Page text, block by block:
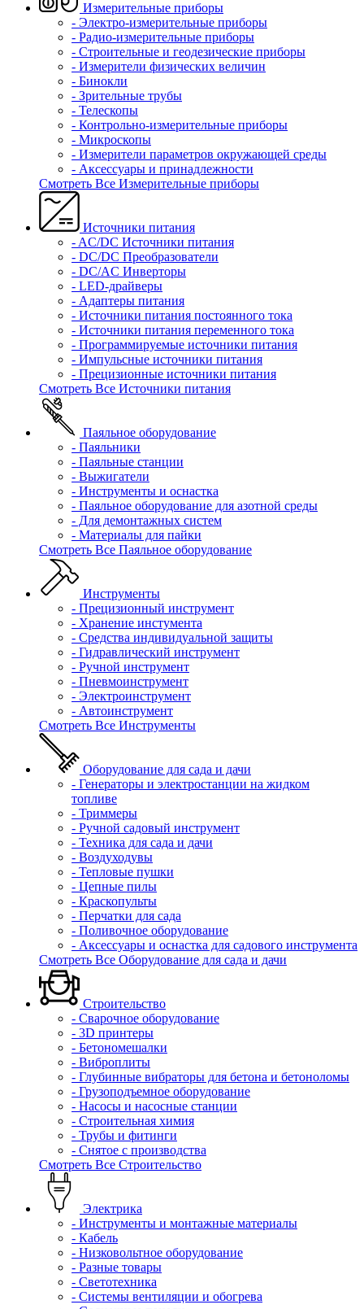
Измерительные приборы
- Электро-измерительные приборы
- Радио-измерительные приборы
- Строительные и геодезические приборы
- Измерители физических величин
- Бинокли
- Зрительные трубы
- Телескопы
- Контрольно-измерительные приборы
- Микроскопы
- Измерители параметров окружающей среды
- Аксессуары и принадлежности
Смотреть Все Измерительные приборы
Источники питания
- AC/DC Источники питания
- DC/DC Преобразователи
- DC/AC Инверторы
- LED-драйверы
- Адаптеры питания
- Источники питания постоянного тока
- Источники питания переменного тока
- Программируемые источники питания
- Импульсные источники питания
- Прецизионные источники питания
Смотреть Все Источники питания
Паяльное оборудование
- Паяльники
- Паяльные станции
- Выжигатели
- Инструменты и оснастка
- Паяльное оборудование для азотной среды
- Для демонтажных систем
- Материалы для пайки
Смотреть Все Паяльное оборудование
Инструменты
- Прецизионный инструмент
- Хранение инстумента
- Средства индивидуальной защиты
- Гидравлический инструмент
- Ручной инструмент
- Пневмоинструмент
- Электроинструмент
- Автоинструмент
Смотреть Все Инструменты
Оборудование для сада и дачи
- Генераторы и электростанции на жидком
топливе
- Триммеры
- Ручной садовый инструмент
- Техника для сада и дачи
- Воздуходувы
- Тепловые пушки
- Цепные пилы
- Краскопульты
- Перчатки для сада
- Поливочное оборудование
- Аксессуары и оснастка для садового инструмента
Смотреть Все Оборудование для сада и дачи
Строительство
- Сварочное оборудование
- 3D принтеры
- Бетономешалки
- Виброплиты
- Глубинные вибраторы для бетона и бетоноломы
- Грузоподъемное оборудование
- Насосы и насосные станции
- Строительная химия
- Трубы и фитинги
- Снятое с производства
Смотреть Все Строительство
Электрика
- Инструменты и монтажные материалы
- Кабель
- Низковольтное оборудование
- Разные товары
- Светотехника
- Системы вентиляции и обогрева